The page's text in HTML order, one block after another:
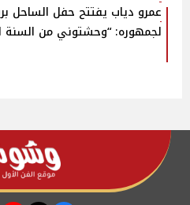
عمرو دياب يفتتح حفل الساحل
لجمهوره: “وحشتوني من السنة